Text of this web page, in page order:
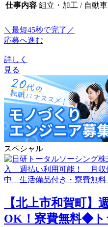
仕事内容 組立・加工 / 自動
＼最短45秒で完了／
応募へ進む
詳しく
見る
スペシャル
【北上市和賀町
OK！寮費無料◆ト